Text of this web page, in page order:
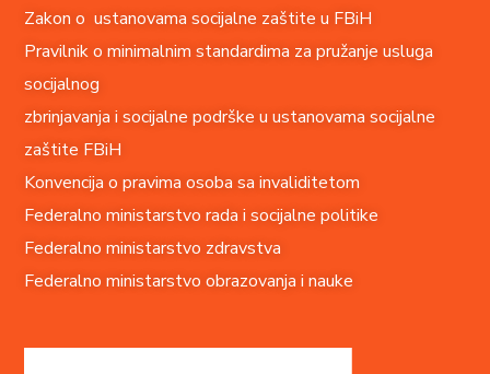
Zakon o ustanovama socijalne zaštite u FBiH
Pravilnik o minimalnim standardima za pružanje usluga
socijalnog
zbrinjavanja i socijalne podrške u ustanovama socijalne
zaštite FBiH
Konvencija o pravima osoba sa invaliditetom
Federalno ministarstvo rada i socijalne politike
Federalno ministarstvo zdravstva
Federalno ministarstvo obrazovanja i nauke